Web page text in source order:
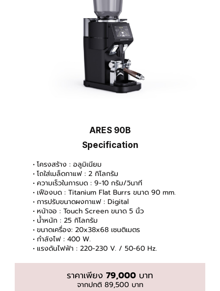
ARES 90B
Specification
โครงสร้าง : อลูมิเนียม
โถใส่เมล็ดกาแฟ : 2 กิโลกรัม
ความเร็วในการบด : 9-10 กรัม/วินาที
เฟืองบด : Titanium Flat Burrs ขนาด 90 mm.
การปรับขนาดผงกาแฟ : Digital
หน้าจอ : Touch Screen ขนาด 5 นิ้ว
น้ำหนัก : 25 กิโลกรัม
ขนาดเครื่อง: 20x38x68 เซนติเมตร
กำลังไฟ : 400 W.
แรงดันไฟฟ้า : 220-230 V. / 50-60 Hz.
ราคาเพียง 79,000 บาท
จากปกติ 89,500 บาท